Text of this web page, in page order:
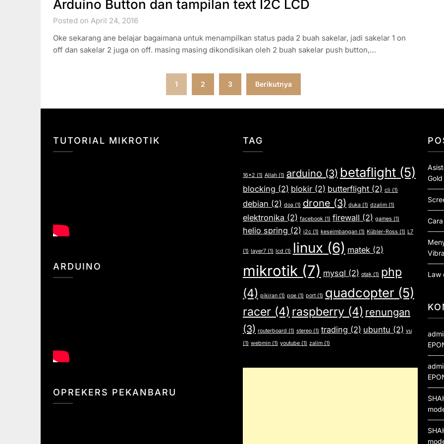
Arduino Button dan tampilan text I2C LCD
Posted on April 24, 2016
Oke sekarang ane belajar bagaimana untuk menampilkan status pada 2 buah sakelar, jadi sakelar 1 on
off dan sakelar 2 juga on off. masing masing dikondisikan oleh 2 buah sakelar push button,…
1 2 3 Berikutnya
TUTORIAL MIKROTIK
ARDUINO
OPREKERS PEKANBARU
TAG
16x2 (1) Allah(1) arduino (3) betaflight(5)
blocking (2) blokir(2) butterflight(2) cli (1)
debian (2) doa(1) drone (3) duka(1) dzalim(1)
elektronika (2) facebook(1) firewall (2) games (1)
helio spring (2) i2c(1) keseimbangan(1) Kübler-Ross (1) L7
(1) layer7(1) lcd (1) linux (6) matek (2)
mikrotik (7) mysql (2) otak(1) php
(4) pikiran(1) poe(1) port(1) quadcopter (5)
racer(4) raspberry(4) renungan
(3) routerboard (1) stereo(1) trading (2) ubuntu (2) vu
(1) webmin(1) youtube(1) zalim(1)
Gold
Law